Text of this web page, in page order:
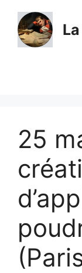
contenu
25